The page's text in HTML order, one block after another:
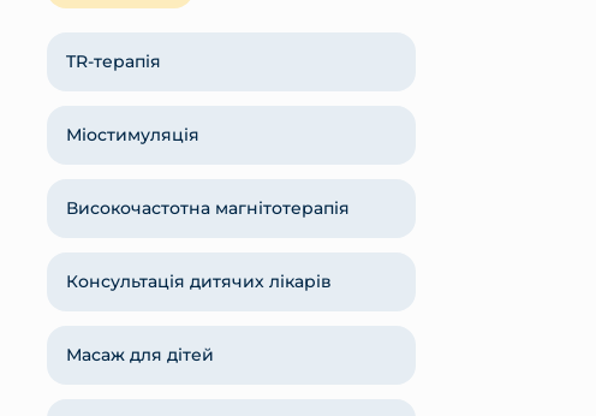
TR-терапія
Міостимуляція
Високочастотна магнітотерапія
Консультація дитячих лікарів
Масаж для дітей